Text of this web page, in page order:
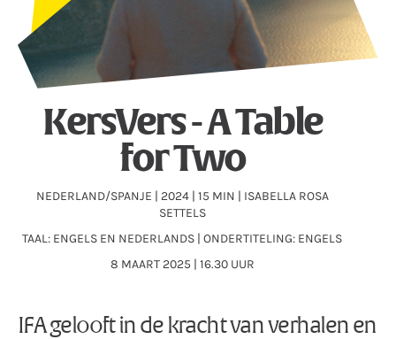
KersVers - A Table
for Two
NEDERLAND/SPANJE | 2024 | 15 MIN | ISABELLA ROSA
SETTELS
TAAL: ENGELS EN NEDERLANDS | ONDERTITELING: ENGELS
8 MAART 2025 | 16.30 UUR
IFA gelooft in de kracht van verhalen en